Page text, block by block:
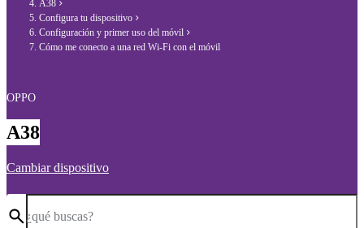
A38
Configura tu dispositivo
Configuración y primer uso del móvil
Cómo me conecto a una red Wi-Fi con el móvil
OPPO
A38
Cambiar dispositivo
¿qué buscas?